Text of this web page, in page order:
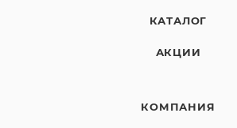
КАТАЛОГ
АКЦИИ
КОМПАНИЯ